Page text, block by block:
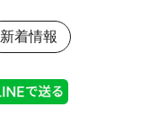
新着情報